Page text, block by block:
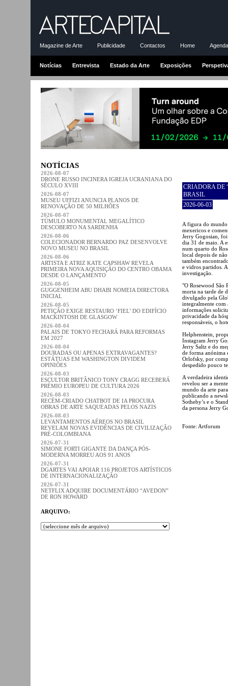
Magazine de Arte Publicidade Contactos Home
Notícias Entrevista Estado da Arte Exposições
NOTÍCIAS
2026-08-07
DRONE RUSSO INCINERA IGREJA UCRANIANA DO
SÉCULO XVIII
2026-08-07
MUSEU UFFIZI ANUNCIA PLANOS DE
RENOVAÇÃO DE 50 MILHÕES
2026-08-07
TÚMULO MONUMENTAL MEGALÍTICO
DESCOBERTO NA SARDENHA
2026-08-06
COLECIONADOR BERNARDO PAZ DESENVOLVE
NOVO MUSEU NO BRASIL
2026-08-06
ARTISTA E ATRIZ KATE CAPSHAW REVELA
PRIMEIRA NOVA AQUISIÇÃO DO CENTRO OBAMA
DESDE O LANÇAMENTO
2026-08-05
GUGGENHEIM ABU DHABI NOMEIA DIRECTORA
INICIAL
2026-08-05
PETIÇÃO EXIGE RESTAURO ‘FIEL’ DO EDIFÍCIO
MACKINTOSH DE GLASGOW
2026-08-04
PALAIS DE TOKYO FECHARÁ PARA REFORMAS
EM 2027
2026-08-04
DOURADAS OU APENAS EXTRAVAGANTES?
ESTÁTUAS EM WASHINGTON DIVIDEM
OPINIÕES
2026-08-03
ESCULTOR BRITÂNICO TONY CRAGG RECEBERÁ
PRÉMIO EUROPEU DE CULTURA 2026
2026-08-03
RECÉM-CRIADO CHATBOT DE IA PROCURA
OBRAS DE ARTE SAQUEADAS PELOS NAZIS
2026-08-03
LEVANTAMENTOS AÉREOS NO BRASIL
REVELAM NOVAS EVIDÊNCIAS DE CIVILIZAÇÃO
PRÉ-COLOMBIANA
2026-07-31
SIMONE FORTI GIGANTE DA DANÇA PÓS-
MODERNA MORREU AOS 91 ANOS
2026-07-31
DGARTES VAI APOIAR 116 PROJETOS ARTÍSTICOS
DE INTERNACIONALIZAÇÃO
2026-07-31
NETFLIX ADQUIRE DOCUMENTÁRIO “AVEDON”
DE RON HOWARD
ARQUIVO:
CRIADORA DE
BRASIL
2026-06-03
A figura do
mexericos e
Jerry Gogosian,
dia 31 de maio. A
num quarto do
local depois de
também
e vidros partidos.
investigação.
"O Rosewood São
morta na tarde de
divulgado pela
integralmente com
informações
privacidade da
responsáveis, o
Helphenstein,
Instagram Jerry
Jerry Saltz e do
de forma anónima
Orlofsky, por
despedido pouco
A verdadeira
revelou ser a
mundo da arte
publicando a
Sotheby’s e o
da persona Jerry
Fonte: Artforum